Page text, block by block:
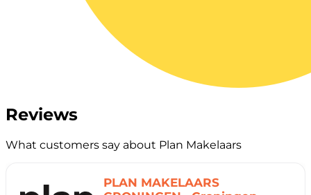
Reviews
What customers say about Plan Makelaars